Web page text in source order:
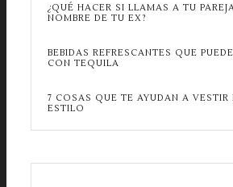
¿QUÉ HACER SI LLAMAS A TU
NOMBRE DE TU EX?
BEBIDAS REFRESCANTES QUE
CON TEQUILA
7 COSAS QUE TE AYUDAN A VESTIR
ESTILO